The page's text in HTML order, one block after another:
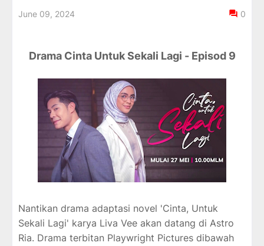
June 09, 2024 0
Drama Cinta Untuk Sekali Lagi - Episod 9
Nantikan drama adaptasi novel 'Cinta, Untuk
Sekali Lagi' karya Liva Vee akan datang di Astro
Ria. Drama terbitan Playwright Pictures dibawah